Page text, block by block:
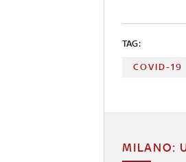
TAG:
COVID-19
MILANO: